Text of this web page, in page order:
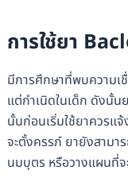
การใช้ยา
มีการศึกษาที่พบความเ
แต่กำเนิดในเด็ก ดังนั้
นั้นก่อนเริ่มใช้ยาควรแ
จะตั้งครรภ์ ยายังสาม
นมบุตร หรือวางแผนที่